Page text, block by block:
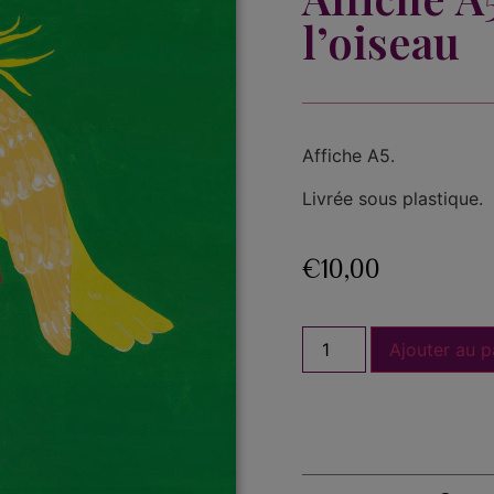
l’oiseau
Affiche A5.
Livrée sous plastique.
€10,00
Ajouter au